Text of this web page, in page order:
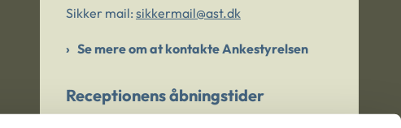
Sikker mail: sikkermail@ast.dk
Se mere om at kontakte Ankestyrelsen
Receptionens åbningstider